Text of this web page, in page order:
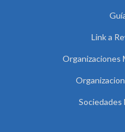
Link a
Organizaciones
Sociedades